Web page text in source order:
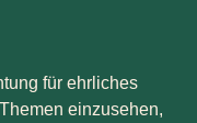
für ehrliches
einzusehen,